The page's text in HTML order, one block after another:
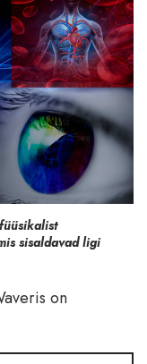
sisaldavad ligi
on